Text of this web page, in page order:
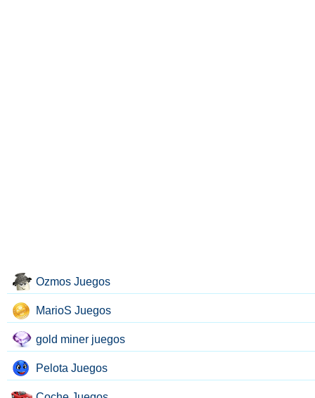
Ozmos Juegos
MarioS Juegos
gold miner juegos
Pelota Juegos